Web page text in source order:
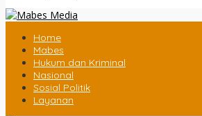
Home
Mabes
Hukum dan Kriminal
Nasional
Sosial Politik
Layanan